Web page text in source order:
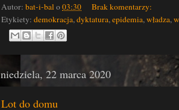
Autor: bat-i-bal o03:30
Brak komentarzy:
Etykiety: demokracja, dyktatura, epidemia, władza,
niedziela, 22 marca 2020
Lot do domu